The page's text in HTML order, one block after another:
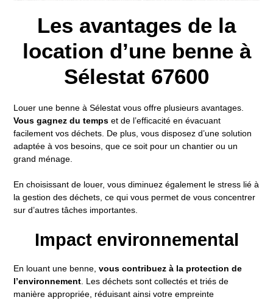
Les avantages de la
location d’une benne à
Sélestat 67600
Louer une benne à Sélestat vous offre plusieurs avantages.
Vous gagnez du temps et de l’efficacité en évacuant
facilement vos déchets. De plus, vous disposez d’une solution
adaptée à vos besoins, que ce soit pour un chantier ou un
grand ménage.
En choisissant de louer, vous diminuez également le stress lié à
la gestion des déchets, ce qui vous permet de vous concentrer
sur d’autres tâches importantes.
Impact environnemental
En louant une benne,vous contribuez à la protection de
l’environnement. Les déchets sont collectés et triés de
manière appropriée, réduisant ainsi votre empreinte